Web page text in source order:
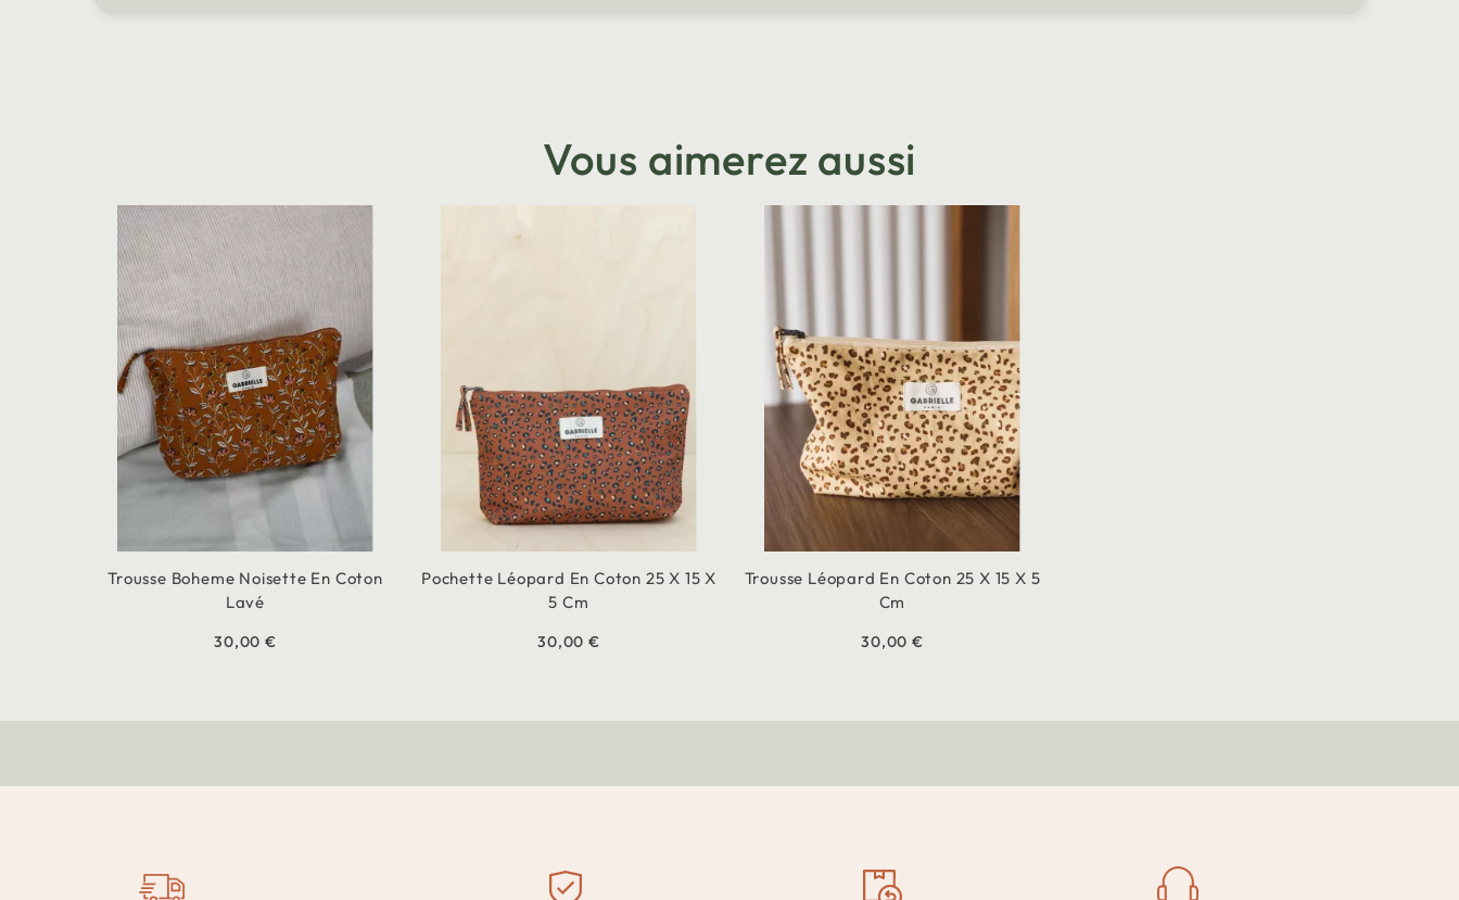
Vous aimerez aussi
Trousse Boheme Noisette En Coton
Lavé
30,00 €
Pochette Léopard En Coton 25 X 15 X
5 Cm
30,00 €
Trousse Léopard En Coton 25 X 15 X 5
Cm
30,00 €